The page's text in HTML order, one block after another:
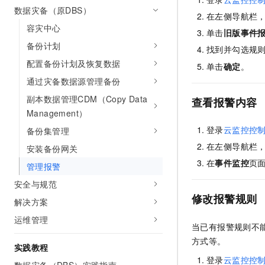
数据灾备（原DBS）
容灾中心
备份计划
配置备份计划及恢复数据
通过灾备数据源管理备份
副本数据管理CDM（Copy Data
Management）
备份集管理
安装备份网关
管理报警
安全与规范
解决方案
运维管理
实践教程
在左侧导航栏
单击旧版事件
找到并勾选规
单击确定。
查看报警内容
登录云监控控
在左侧导航栏
在事件监控页
修改报警规则
当已有报警规则不
方式等。
登录云监控控
10 分钟在聊天系统中
专有云